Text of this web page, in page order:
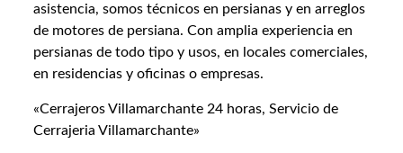
asistencia, somos técnicos en persianas y en arreglos
de motores de persiana. Con amplia experiencia en
persianas de todo tipo y usos, en locales comerciales,
en residencias y oficinas o empresas.
«Cerrajeros Villamarchante 24 horas, Servicio de
Cerrajeria Villamarchante»